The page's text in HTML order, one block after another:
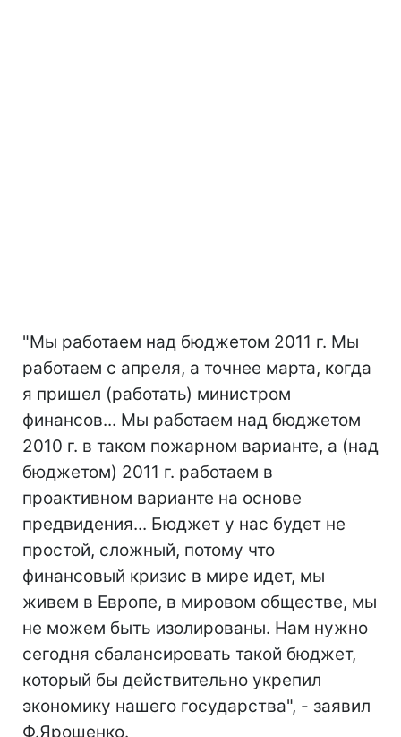
"Мы работаем над бюджетом 2011 г. Мы
работаем с апреля, а точнее марта, когда
я пришел (работать) министром
финансов... Мы работаем над бюджетом
2010 г. в таком пожарном варианте, а (над
бюджетом) 2011 г. работаем в
проактивном варианте на основе
предвидения... Бюджет у нас будет не
простой, сложный, потому что
финансовый кризис в мире идет, мы
живем в Европе, в мировом обществе, мы
не можем быть изолированы. Нам нужно
сегодня сбалансировать такой бюджет,
который бы действительно укрепил
экономику нашего государства", - заявил
Ф.Ярошенко.